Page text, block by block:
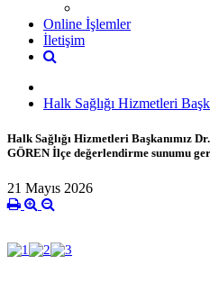
Online İşlemler
İletişim
Halk Sağlığı Hizmetleri
Halk Sağlığı Hizmetleri Başkanımız
GÖREN İlçe değerlendirme sunumu
21 Mayıs 2026